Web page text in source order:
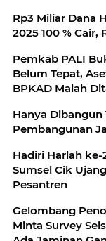
Rp3 Miliar Dana
2025 100 %
Pemkab PALI
Belum Tepat,
BPKAD Malah
Hanya Dibangun
Pembangunan
Hadiri Harlah
Sumsel Cik
Pesantren
Gelombang
Minta Survey